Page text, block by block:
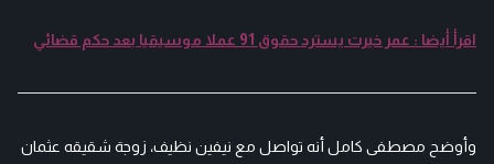
اقرأ أيضا : عمر خيرت يسترد حقوق 91 عملا موسيقيا بعد حكم قضائي
وأوضح مصطفى كامل أنه تواصل مع نيفين نظيف، زوجة شقيقه عثمان